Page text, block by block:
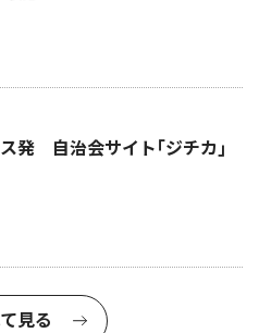
発 自治会サイト｢ジチカ｣
見る